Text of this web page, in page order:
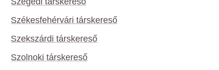
Székesfehérvári társkereső
Szekszárdi társkereső
Szolnoki társkereső